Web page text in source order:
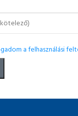
a felhasználási